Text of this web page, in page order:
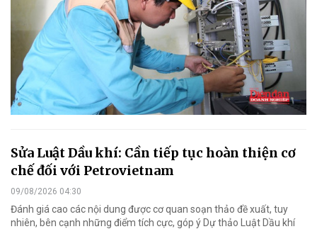
Sửa Luật Dầu khí: Cần tiếp tục hoàn thiện cơ
chế đối với Petrovietnam
09/08/2026 04:30
Đánh giá cao các nội dung được cơ quan soạn thảo đề xuất, tuy
nhiên, bên cạnh những điểm tích cực, góp ý Dự thảo Luật Dầu khí